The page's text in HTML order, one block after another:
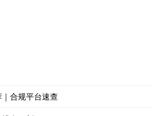
合规平台速查